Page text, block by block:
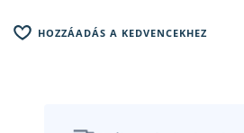
HOZZÁADÁS A KEDVENCEKHEZ